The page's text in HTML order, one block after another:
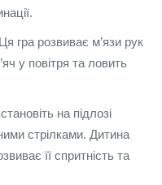
Ця гра розвиває м’язи рук
у повітря та ловить
на підлозі
стрілками. Дитина
її спритність та